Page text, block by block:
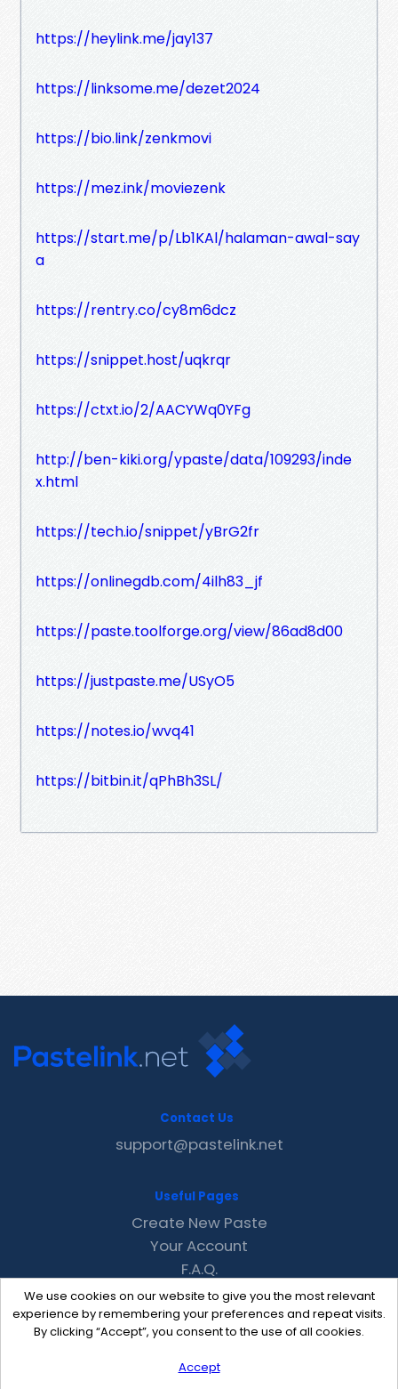
https://heylink.me/jay137
https://linksome.me/dezet2024
https://bio.link/zenkmovi
https://mez.ink/moviezenk
https://start.me/p/Lb1KAl/halaman-awal-say
a
https://rentry.co/cy8m6dcz
https://snippet.host/uqkrqr
https://ctxt.io/2/AACYWq0YFg
http://ben-kiki.org/ypaste/data/109293/inde
x.html
https://tech.io/snippet/yBrG2fr
https://onlinegdb.com/4ilh83_jf
https://paste.toolforge.org/view/86ad8d00
https://justpaste.me/USyO5
https://notes.io/wvq41
https://bitbin.it/qPhBh3SL/
We use cookies on our website to give you the most relevant
experience by remembering your preferences and repeat visits.
By clicking “Accept”, you consent to the use of all cookies.
Accept
Contact Us
support@pastelink.net
Useful Pages
Create New Paste
Your Account
F.A.Q.
Recent
Contact